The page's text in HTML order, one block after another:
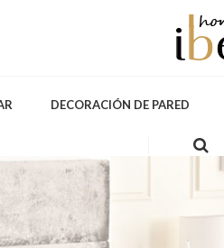
DECORACIÓN DE PARED